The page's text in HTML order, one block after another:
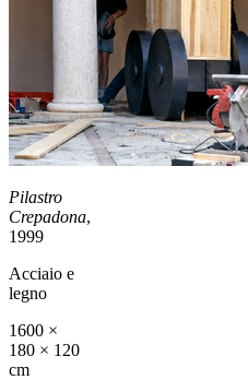
Pilastro
Crepadona,
1999
Acciaio e
legno
1600 ×
180 × 120
cm